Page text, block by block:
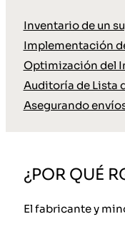
Inventario de un
Implementación
Optimización del
Auditoría de Lista
Asegurando
¿POR QUÉ
El fabricante y